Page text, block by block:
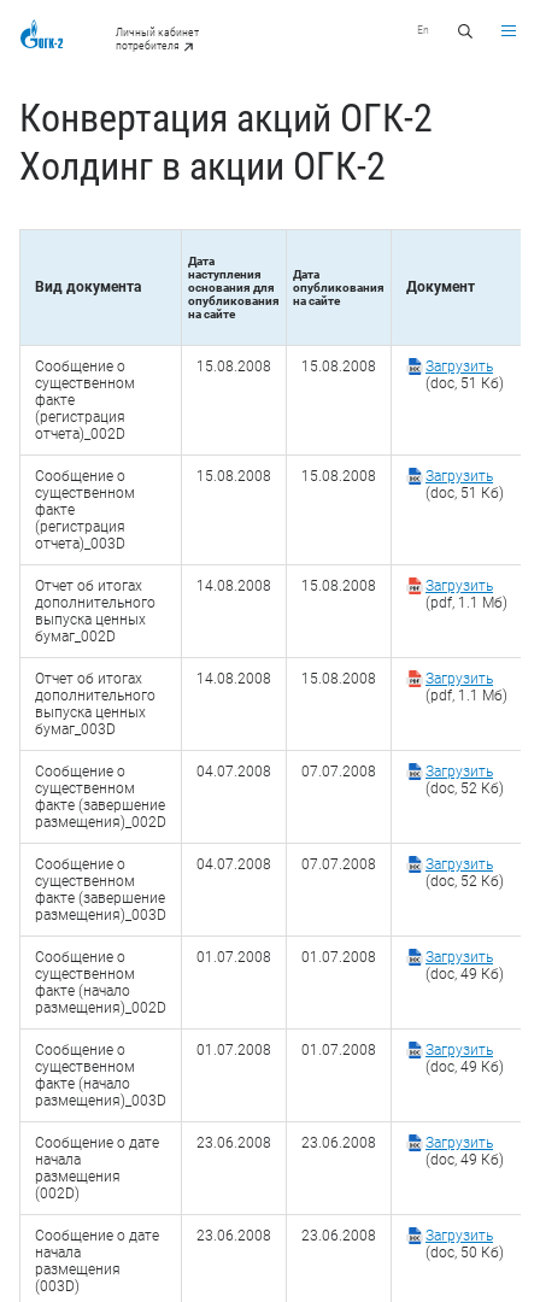
Личный кабинет
потребителя
En
Конвертация акций ОГК-2
Холдинг в акции ОГК-2
Вид документа
Дата
наступления
основания для
опубликования
на сайте
Дата
опубликования
на сайте
Документ
Сообщение о
существенном
факте
(регистрация
отчета)_002D
15.08.2008 15.08.2008
Загрузить
(doc, 51 Кб)
Сообщение о
существенном
факте
(регистрация
отчета)_003D
15.08.2008 15.08.2008
Загрузить
(doc, 51 Кб)
Отчет об итогах
дополнительного
выпуска ценных
бумаг_002D
14.08.2008 15.08.2008
Загрузить
(pdf, 1.1 Мб)
Отчет об итогах
дополнительного
выпуска ценных
бумаг_003D
14.08.2008 15.08.2008
Загрузить
(pdf, 1.1 Мб)
Сообщение о
существенном
факте (завершение
размещения)_002D
04.07.2008 07.07.2008
Загрузить
(doc, 52 Кб)
Сообщение о
существенном
факте (завершение
размещения)_003D
04.07.2008 07.07.2008
Загрузить
(doc, 52 Кб)
Сообщение о
существенном
факте (начало
размещения)_002D
01.07.2008 01.07.2008
Загрузить
(doc, 49 Кб)
Сообщение о
существенном
факте (начало
размещения)_003D
01.07.2008 01.07.2008
Загрузить
(doc, 49 Кб)
Сообщение о дате
начала
размещения
(002D)
23.06.2008 23.06.2008
Загрузить
(doc, 49 Кб)
Сообщение о дате
начала
размещения
(003D)
23.06.2008 23.06.2008
Загрузить
(doc, 50 Кб)